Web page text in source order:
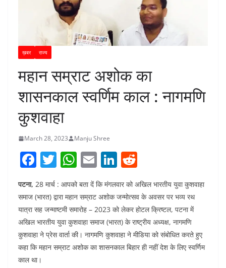
ख़बर राज्य
महान सम्राट अशोक का
शासनकाल स्वर्णिम काल : नागमणि
कुशवाहा
March 28, 2023 Manju Shree
F
c
e
b
o
o
T
itt
er
W
at
s
A
p
p
E
m
ai
l
Li
k
e
dI
n
e
d
di
t
पटना, 28 मार्च : आपको बता दें कि मंगलवार को अखिल भारतीय युवा कुशवाहा
समाज (भारत) द्वारा महान सम्राट अशोक जन्मोत्सव के अवसर पर भव्य रथ
यात्रा सह जन्माष्टमी समारोह – 2023 को लेकर होटल क्रिष्टल, पटना में
अखिल भारतीय युवा कुशवाहा समाज (भारत) के राष्ट्रीय अध्यक्ष, नागमणि
कुशवाहा ने प्रेस वार्ता की। नागमणि कुशवाहा ने मीडिया को संबोधित करते हुए
कहा कि महान सम्राट अशोक का शासनकाल बिहार ही नहीं देश के लिए स्वर्णिम
काल था।